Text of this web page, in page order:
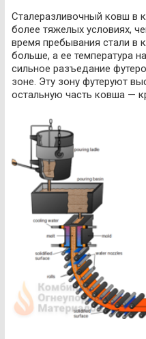
Сталеразливочный ковш в
более тяжелых условиях,
время пребывания стали в
больше, а ее температура
сильное разъедание
зоне. Эту зону футеруют
остальную часть ковша —